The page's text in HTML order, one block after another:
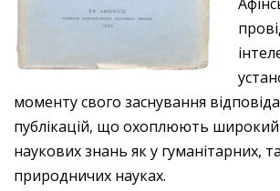
моменту свого заснування
публікацій, що охоплюють широкий
наукових знань як у гуманітарних,
природничих науках.